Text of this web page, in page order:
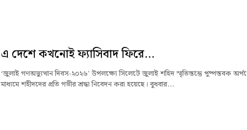
এ দেশে কখনোই ফ্যাসিবাদ ফিরে...
‘জুলাই গণঅভ্যুত্থান দিবস-২০২৬’ উপলক্ষ্যে সিলেটে জুলাই শহিদ স্মৃতিস্তম্ভে পুষ্পস্তবক
মাধ্যমে শহীদদের প্রতি গভীর শ্রদ্ধা নিবেদন করা হয়েছে। বুধবার...